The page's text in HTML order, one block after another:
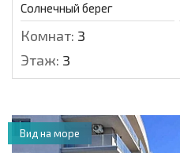
Солнечный берег
Комнат: 3
Этаж: 3
Вид на море